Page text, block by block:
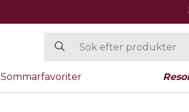
Sommarfavoriter